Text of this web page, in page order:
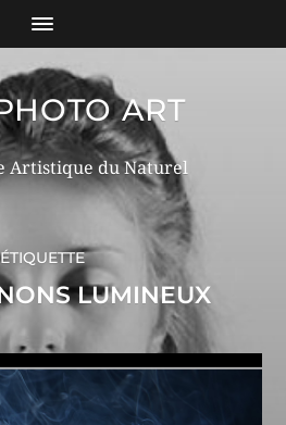
ART
Artistique du Naturel
ÉTIQUETTE
LUMINEUX